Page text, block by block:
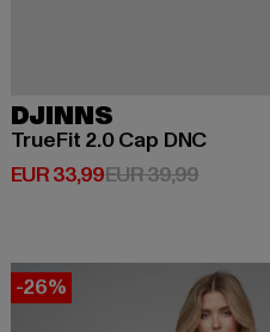
DJINNS
TrueFit 2.0 Cap DNC
EUR 33,99
Huidige prijs: EUR 33,99
EUR 39,99
-26%